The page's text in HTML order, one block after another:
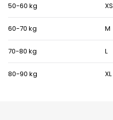
50-60 kg XS
60-70 kg M
70-80 kg L
80-90 kg XL